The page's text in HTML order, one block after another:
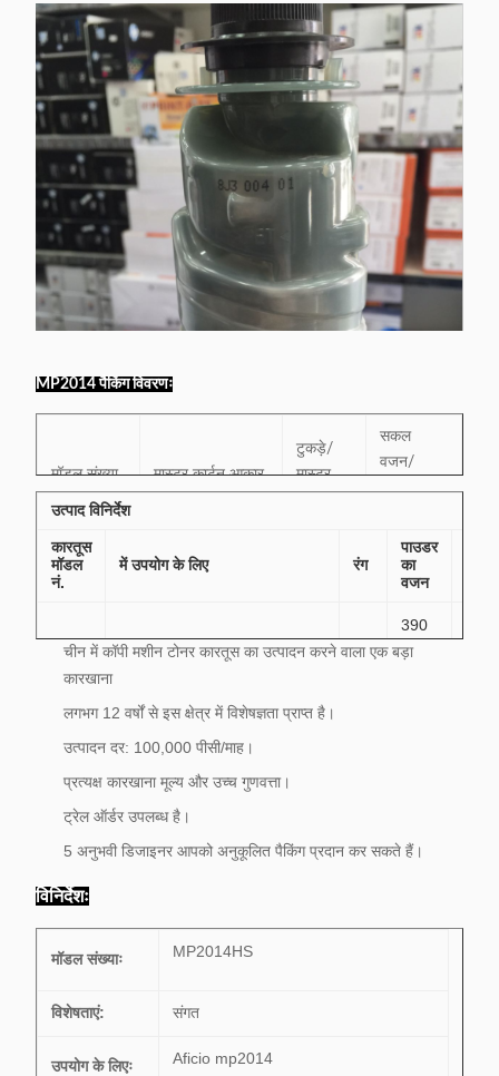
MP2014 पैकिंग विवरणः
मॉडल संख्या मास्टर कार्टन आकार
टुकड़े/
मास्टर
सकल
वजन/
MP2014 82X36X45CM
21.5 किलो
उत्पाद विनिर्देश
कारतूस
मॉडल
नं.
में उपयोग के लिए रंग
पाउडर
का
वजन
एमपी
2014
रिको MP
2014/2014en/2014D/2014AD
390
ग्राम
चीन में कॉपी मशीन टोनर कारतूस का उत्पादन करने वाला एक बड़ा
कारखाना
लगभग 12 वर्षों से इस क्षेत्र में विशेषज्ञता प्राप्त है।
उत्पादन दर: 100,000 पीसी/माह।
प्रत्यक्ष कारखाना मूल्य और उच्च गुणवत्ता।
ट्रेल ऑर्डर उपलब्ध है।
5 अनुभवी डिजाइनर आपको अनुकूलित पैकिंग प्रदान कर सकते हैं।
विनिर्देशः
मॉडल संख्याः MP2014HS
विशेषताएं: संगत
उपयोग के लिएः Aficio mp2014